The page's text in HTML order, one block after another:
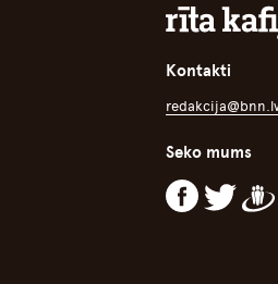
Kontakti
Seko mums